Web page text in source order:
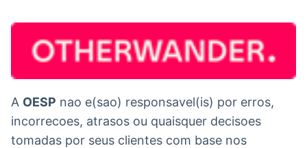
A OESP nao e(sao) responsavel(is) por erros,
incorrecoes, atrasos ou quaisquer decisoes
tomadas por seus clientes com base nos